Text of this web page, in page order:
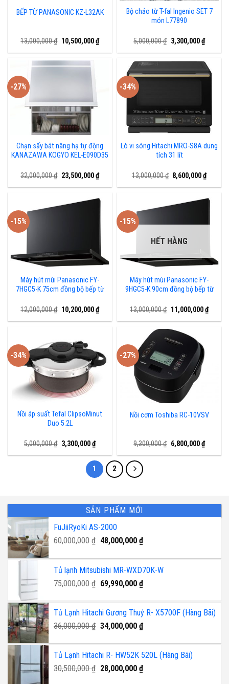
BẾP TỪ PANASONIC KZ-L32AK
13,000,000₫ Giá
gốc
là:
13,000,000 ₫.
10,500,000₫Giá
hiện
tại
10,500,000 ₫.
Bộ chảo từ T-fal Ingenio SET 7
món L77890
5,000,000₫ Giá
gốc
là:
5,000,000 ₫.
3,300,000₫Giá
hiện
tại
là:
-27%
Chạn sấy bát nâng hạ tự động
KANAZAWA KOGYO KEL-E090D35
32,000,000₫ Giá
gốc
là:
32,000,000 ₫.
23,500,000₫Giá
hiện
tại
là:
-34%
Lò vi sóng Hitachi MRO-S8A dung
tích 31 lít
13,000,000₫ Giá
gốc
là:
13,000,000 ₫.
8,600,000₫Giá
hiện
tại
là:
-15%
Máy hút mùi Panasonic FY-
7HGC5-K 75cm đồng bộ bếp từ
12,000,000₫ Giá
gốc
là:
10,200,000₫Giá
hiện
tại
-15%
HẾT HÀNG
Máy hút mùi Panasonic FY-
9HGC5-K 90cm đồng bộ bếp từ
13,000,000₫ Giá
gốc
là:
13,000,000 ₫.
11,000,000₫Giá
hiện
tại
-34%
Nồi áp suất Tefal ClipsoMinut
Duo 5.2L
5,000,000₫ Giá
gốc
là:
5,000,000 ₫.
3,300,000₫Giá
hiện
tại
là:
3,300,000 ₫.
-27%
Nồi cơm Toshiba RC-10VSV
9,300,000₫ Giá
gốc
là:
6,800,000₫Giá
hiện
tại
1 2
SẢN PHẨM MỚI
FuJiiRyoKi AS-2000
60,000,000₫ Giá
là:
60,000,000 ₫.
48,000,000 ₫Giá
tại
là:
48,000,000 ₫.
Tủ lạnh Mitsubishi MR-WXD70K-W
75,000,000₫ Giá
là:
75,000,000 ₫.
69,990,000 ₫Giá
tại
là:
69,990,000 ₫.
Tủ Lạnh Hitachi Gương Thuỷ R- X5700F (Hàng Bãi)
36,000,000₫ Giá
là:
36,000,000 ₫.
34,000,000 ₫Giá
tại
là:
34,000,000 ₫.
Tủ Lạnh Hitachi R- HW52K 520L (Hàng Bãi)
30,500,000₫ Giá
28,000,000 ₫Giá